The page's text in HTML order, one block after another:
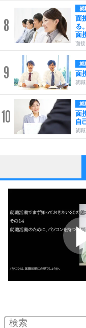
8
就
面
る。
面
面
9 就
面
就
10
就
面
自
就
1
他
い
い
ポ
ポ
気
4 器
2.0倍速 （